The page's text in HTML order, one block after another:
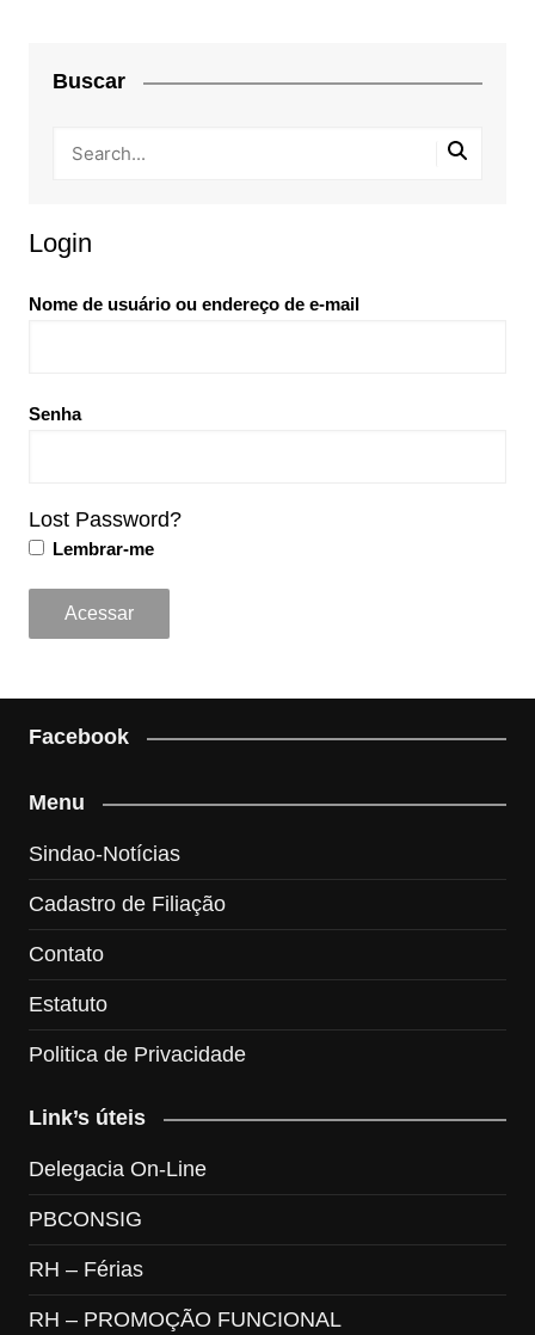
Buscar
Login
Nome de usuário ou endereço de e-mail
Senha
Lost Password?
Lembrar-me
Facebook
Menu
Sindao-Notícias
Cadastro de Filiação
Contato
Estatuto
Politica de Privacidade
Link’s úteis
Delegacia On-Line
PBCONSIG
RH – Férias
RH – PROMOÇÃO FUNCIONAL